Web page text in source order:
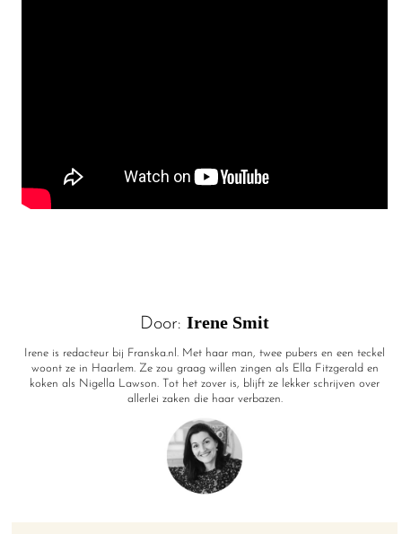
Door:Irene Smit
Irene is redacteur bij Franska.nl. Met haar man, twee pubers en een teckel
woont ze in Haarlem. Ze zou graag willen zingen als Ella Fitzgerald en
koken als Nigella Lawson. Tot het zover is, blijft ze lekker schrijven over
allerlei zaken die haar verbazen.